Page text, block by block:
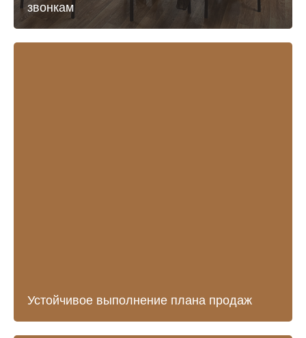
звонкам
Устойчивое выполнение плана продаж